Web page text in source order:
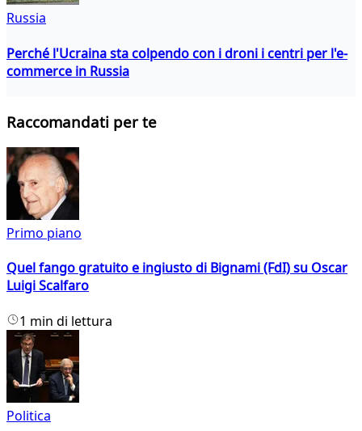
Russia
Perché l'Ucraina sta colpendo con i droni i centri per l'e-
commerce in Russia
Raccomandati per te
Primo piano
Quel fango gratuito e ingiusto di Bignami (FdI) su Oscar
Luigi Scalfaro
1 min di lettura
Politica